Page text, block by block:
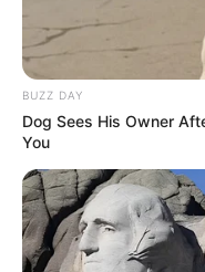
BUZZ DAY
Dog Sees His Owner
You